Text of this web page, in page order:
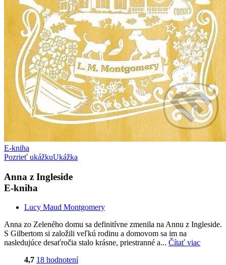
E-kniha
Pozrieť ukážkuUkážka
Anna z Ingleside
E-kniha
Lucy Maud Montgomery
Anna zo Zeleného domu sa definitívne zmenila na Annu z Ingleside.
S Gilbertom si založili veľkú rodinu a domovom sa im na
nasledujúce desaťročia stalo krásne, priestranné a... Čítať viac
4,7 18 hodnotení